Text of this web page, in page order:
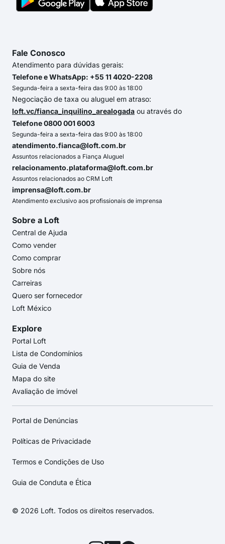
Fale Conosco
Atendimento para dúvidas gerais:
Telefone e WhatsApp: +55 11 4020-2208
Segunda-feira a sexta-feira das 9:00 às 18:00
Negociação de taxa ou aluguel em atraso:
loft.vc/fianca_inquilino_arealogada ou através do
Telefone 0800 001 6003
Segunda-feira a sexta-feira das 9:00 às 18:00
atendimento.fianca@loft.com.br
Assuntos relacionados a Fiança Aluguel
relacionamento.plataforma@loft.com.br
Assuntos relacionados ao CRM Loft
imprensa@loft.com.br
Atendimento exclusivo aos profissionais de imprensa
Sobre a Loft
Central de Ajuda
Como vender
Como comprar
Sobre nós
Carreiras
Quero ser fornecedor
Loft México
Explore
Portal Loft
Lista de Condomínios
Guia de Venda
Mapa do site
Avaliação de imóvel
Portal de Denúncias
Políticas de Privacidade
Termos e Condições de Uso
Guia de Conduta e Ética
© 2026 Loft. Todos os direitos reservados.